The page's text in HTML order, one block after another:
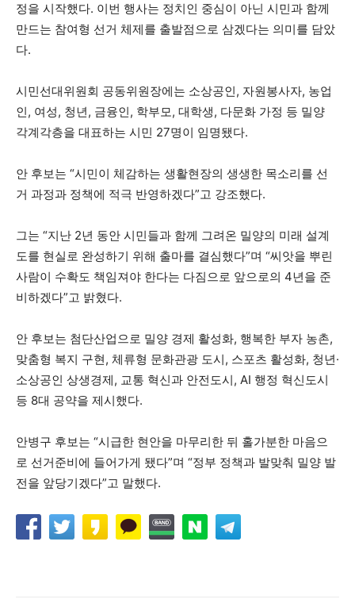
정을 시작했다. 이번 행사는 정치인 중심이 아닌 시민과 함께
만드는 참여형 선거 체제를 출발점으로 삼겠다는 의미를 담았
다.
시민선대위원회 공동위원장에는 소상공인, 자원봉사자, 농업
인, 여성, 청년, 금융인, 학부모, 대학생, 다문화 가정 등 밀양
각계각층을 대표하는 시민 27명이 임명됐다.
안 후보는 “시민이 체감하는 생활현장의 생생한 목소리를 선
거 과정과 정책에 적극 반영하겠다”고 강조했다.
그는 “지난 2년 동안 시민들과 함께 그려온 밀양의 미래 설계
도를 현실로 완성하기 위해 출마를 결심했다”며 “씨앗을 뿌린
사람이 수확도 책임져야 한다는 다짐으로 앞으로의 4년을 준
비하겠다”고 밝혔다.
안 후보는 첨단산업으로 밀양 경제 활성화, 행복한 부자 농촌,
맞춤형 복지 구현, 체류형 문화관광 도시, 스포츠 활성화, 청년·
소상공인 상생경제, 교통 혁신과 안전도시, AI 행정 혁신도시
등 8대 공약을 제시했다.
안병구 후보는 “시급한 현안을 마무리한 뒤 홀가분한 마음으
로 선거준비에 들어가게 됐다”며 “정부 정책과 발맞춰 밀양 발
전을 앞당기겠다”고 말했다.